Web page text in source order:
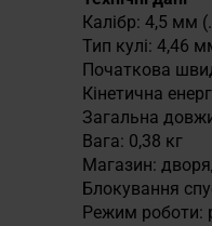
Калібр: 4,5 мм
Тип кулі: 4,46
Початкова
Кінетична
Загальна
Вага: 0,38 кг
Магазин:
Блокування
Режим роботи: